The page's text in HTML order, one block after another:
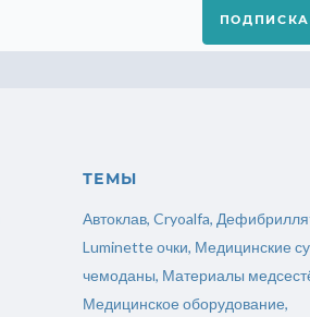
ПОДПИСКА
ТЕМЫ
Автоклав, Cryoalfa,
Luminette очки, Медицинские
чемоданы, Материалы
Медицинское оборудование,